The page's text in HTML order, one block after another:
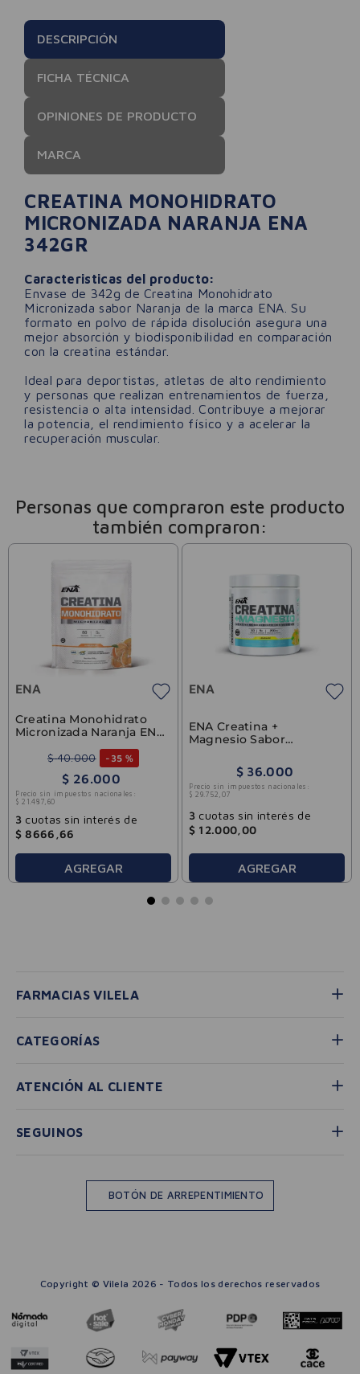
＋
DESCRIPCIÓN
FICHA TÉCNICA
OPINIONES DE PRODUCTO
MARCA
CREATINA MONOHIDRATO
MICRONIZADA NARANJA ENA
342GR
Caracteristicas del producto:
Envase de 342g de Creatina Monohidrato
Micronizada sabor Naranja de la marca ENA. Su
formato en polvo de rápida disolución asegura una
mejor absorción y biodisponibilidad en comparación
con la creatina estándar.
Ideal para deportistas, atletas de alto rendimiento
y personas que realizan entrenamientos de fuerza,
resistencia o alta intensidad. Contribuye a mejorar
la potencia, el rendimiento físico y a acelerar la
recuperación muscular.
Personas que compraron este producto
también compraron:
ENA
Creatina Monohidrato
Micronizada Naranja ENA
$ 40.000 - 35 %
$ 26.000
Precio sin impuestos nacionales:
$ 21 .487 60
3cuotas sin interés de
$ 8666 66
AGREGAR
ENA
ENA Creatina +
Magnesio Sabor
$ 36.000
Precio sin impuestos nacionales:
$ 29. 752 07
3cuotas sin interés de
$ 12.000,00
AGREGAR
FARMACIAS VILELA
CATEGORÍAS
ATENCIÓN AL CLIENTE
SEGUINOS
BOTÓN DE ARREPENTIMIENTO
Copyright © Vilela 2026 - Todos los derechos reservados